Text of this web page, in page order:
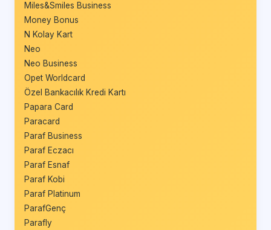
Miles&Smiles Business
Money Bonus
N Kolay Kart
Neo
Neo Business
Opet Worldcard
Özel Bankacılık Kredi Kartı
Papara Card
Paracard
Paraf Business
Paraf Eczacı
Paraf Esnaf
Paraf Kobi
Paraf Platinum
ParafGenç
Parafly